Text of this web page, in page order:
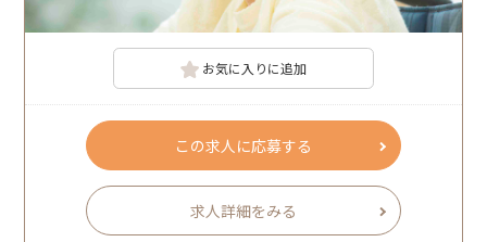
お気に入りに追加
この求人に応募する
求人詳細をみる